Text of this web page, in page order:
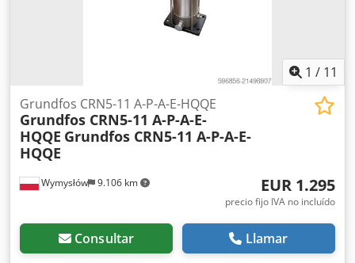
1 / 11
Wymysłów 9.106 km
Grundfos CRN5-11 A-P-A-E-HQQE
Grundfos CRN5-11 A-P-A-E-
HQQE Grundfos CRN5-11 A-P-A-E-
HQQE
EUR 1.295
precio fijo IVA no incluído
Consultar Llamar